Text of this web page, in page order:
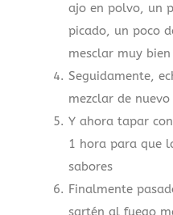
ajo en polvo, un
picado, un poco
mesclar muy bien
Seguidamente,
mezclar de nuevo
Y ahora tapar
1 hora para que
sabores
Finalmente
sartén al fuego